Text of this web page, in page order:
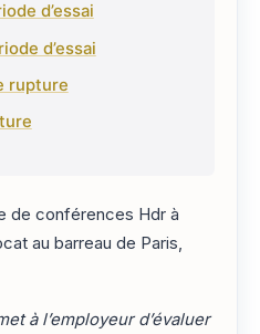
d’essai
d’essai
rupture
de conférences Hdr à
au barreau de Paris,
à l’employeur d’évaluer